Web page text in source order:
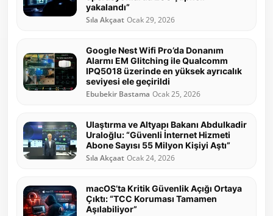
yakalandı”
Sıla Akçaat Ocak 29, 2026
Google Nest Wifi Pro’da Donanım
Alarmı EM Glitching ile Qualcomm
IPQ5018 üzerinde en yüksek ayrıcalık
seviyesi ele geçirildi
Ebubekir Bastama Ocak 25, 2026
Ulaştırma ve Altyapı Bakanı Abdulkadir
Uraloğlu: “Güvenli İnternet Hizmeti
Abone Sayısı 55 Milyon Kişiyi Aştı”
Sıla Akçaat Ocak 24, 2026
macOS’ta Kritik Güvenlik Açığı Ortaya
Çıktı: “TCC Koruması Tamamen
Aşılabiliyor”